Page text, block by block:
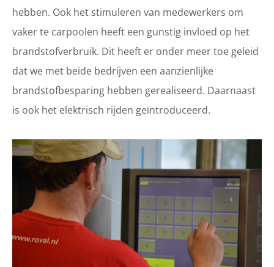
hebben. Ook het stimuleren van medewerkers om
vaker te carpoolen heeft een gunstig invloed op het
brandstofverbruik. Dit heeft er onder meer toe geleid
dat we met beide bedrijven een aanzienlijke
brandstofbesparing hebben gerealiseerd. Daarnaast
is ook het elektrisch rijden geïntroduceerd.